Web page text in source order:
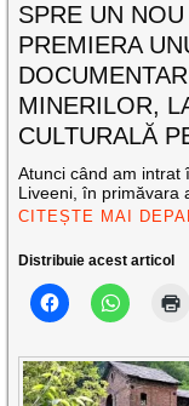
SPRE UN
PREMIERA
MINERILOR,
CULTURALĂ
Atunci când am intrat
Liveeni, în primăvara
CITEȘTE MAI
Distribuie acest articol